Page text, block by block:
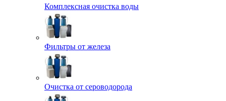
Комплексная очистка воды
Фильтры от железа
Очистка от сероводорода